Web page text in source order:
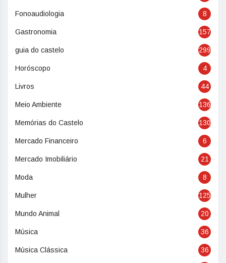
Fonoaudiologia 8
Gastronomia 157
guia do castelo 299
Horóscopo 4
Livros 44
Meio Ambiente 136
Memórias do Castelo 130
Mercado Financeiro 6
Mercado Imobiliário 21
Moda 8
Mulher 125
Mundo Animal 20
Música 36
Música Clássica 36